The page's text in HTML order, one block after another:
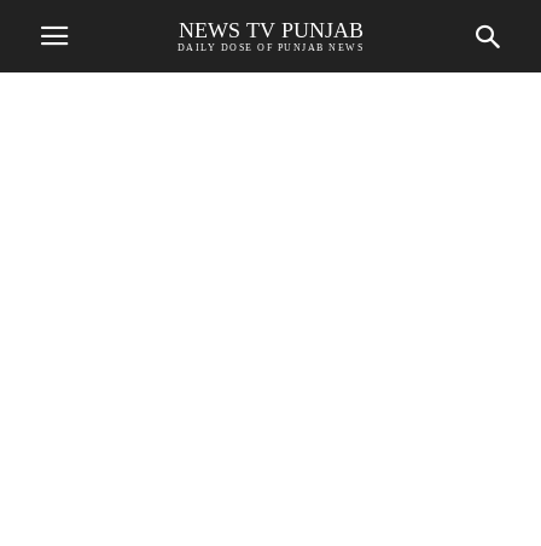
NEWS TV PUNJAB
DAILY DOSE OF PUNJAB NEWS